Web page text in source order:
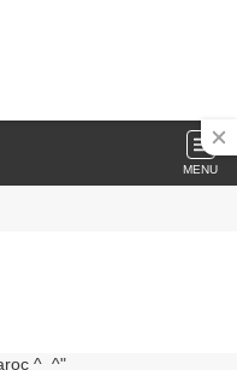
MENU